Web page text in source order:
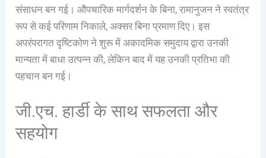
संसाधन बन गई। औपचारिक मार्गदर्शन के बिना, रामानुजन ने स्वतंत्र
रूप से कई परिणाम निकाले, अक्सर बिना प्रमाण दिए। इस
अपरंपरागत दृष्टिकोण ने शुरू में अकादमिक समुदाय द्वारा उनकी
मान्यता में बाधा उत्पन्न की, लेकिन बाद में यह उनकी प्रतिभा की
पहचान बन गई।
जी.एच. हार्डी के साथ सफलता और
सहयोग